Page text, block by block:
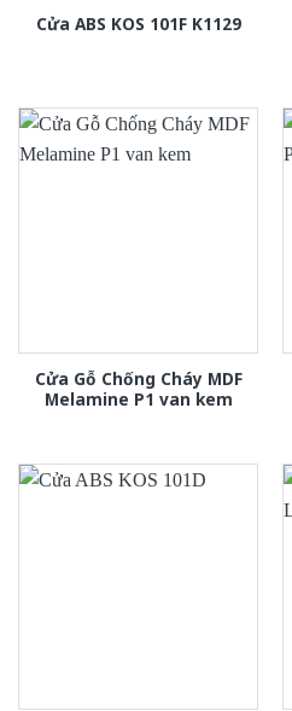
Cửa ABS KOS 101F K1129
Cửa Gỗ Chống Cháy MDF
Melamine P1 van kem